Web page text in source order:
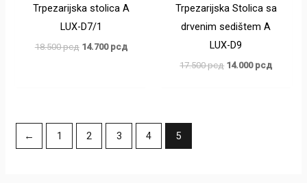
Trpezarijska stolica A
LUX-D7/1
18.500рсд 14.700 рсд
Trpezarijska Stolica sa
drvenim sedištem A
LUX-D9
17.500рсд 14.000 рсд
← 1 2 3 4 5